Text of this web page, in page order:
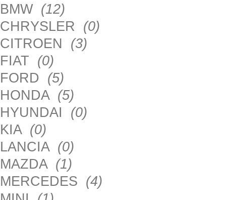
BMW (12)
CHRYSLER (0)
CITROEN (3)
FIAT (0)
FORD (5)
HONDA (5)
HYUNDAI (0)
KIA (0)
LANCIA (0)
MAZDA (1)
MERCEDES (4)